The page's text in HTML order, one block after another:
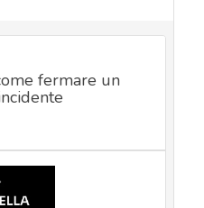
fermare un